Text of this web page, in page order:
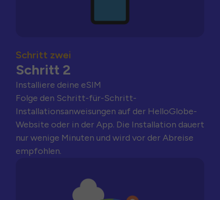
Schritt zwei
Schritt 2
Installiere deine eSIM
Folge den Schritt-für-Schritt-
Installationsanweisungen auf der HelloGlobe-
Website oder in der App. Die Installation dauert
nur wenige Minuten und wird vor der Abreise
empfohlen.